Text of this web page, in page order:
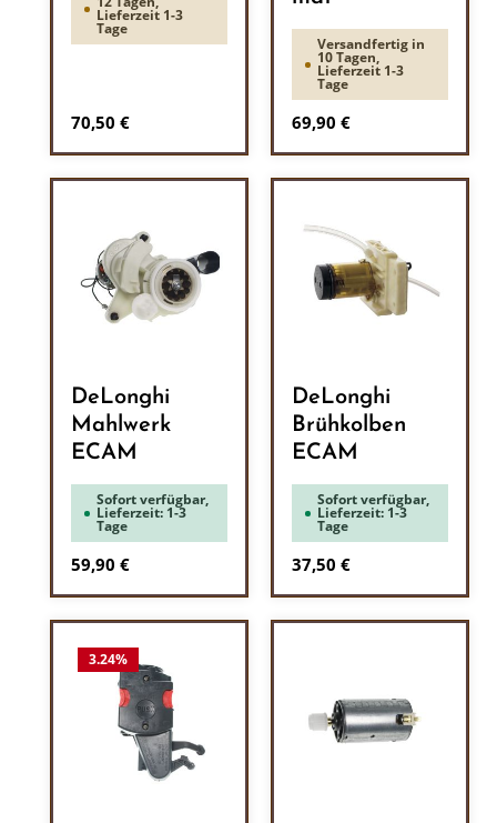
Lieferzeit 1-3
Tage
Regulärer Preis:
70,50 €
Versandfertig in
10 Tagen,
Lieferzeit 1-3
Tage
Regulärer Preis:
69,90 €
DeLonghi
Mahlwerk
ECAM
Sofort verfügbar,
Lieferzeit: 1-3
Tage
Regulärer Preis:
59,90 €
DeLonghi
Brühkolben
ECAM
Sofort verfügbar,
Lieferzeit: 1-3
Tage
Regulärer Preis:
37,50 €
3.24%